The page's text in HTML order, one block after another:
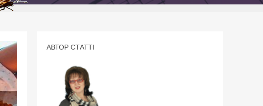
АВТОР СТАТТІ